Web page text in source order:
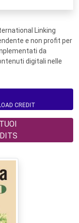
Linking
e non profit per
da
digitali nelle
CREDIT